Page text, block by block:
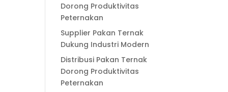
Dorong Produktivitas
Peternakan
Supplier Pakan Ternak
Dukung Industri Modern
Distribusi Pakan Ternak
Dorong Produktivitas
Peternakan